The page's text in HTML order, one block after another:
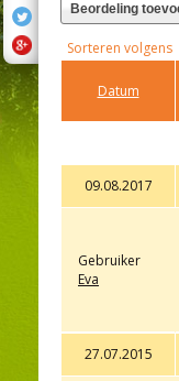
Beordeling
Sorteren volgens
Datum
09.08.2017
Gebruiker
Eva
27.07.2015